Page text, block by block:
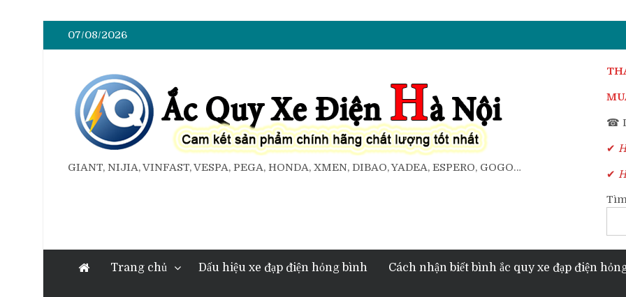
07/08/2026
GIANT, NIJIA, VINFAST, VESPA, PEGA, HONDA, XMEN, DIBAO, YADEA, ESPERO, GOGO…
☎
✔
✔
Trang chủ Dấu hiệu xe đạp điện hỏng bình Cách nhận biết bình ắc quy xe đạp điện